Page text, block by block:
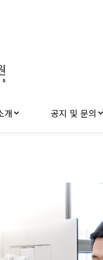
개 공지 및 문의